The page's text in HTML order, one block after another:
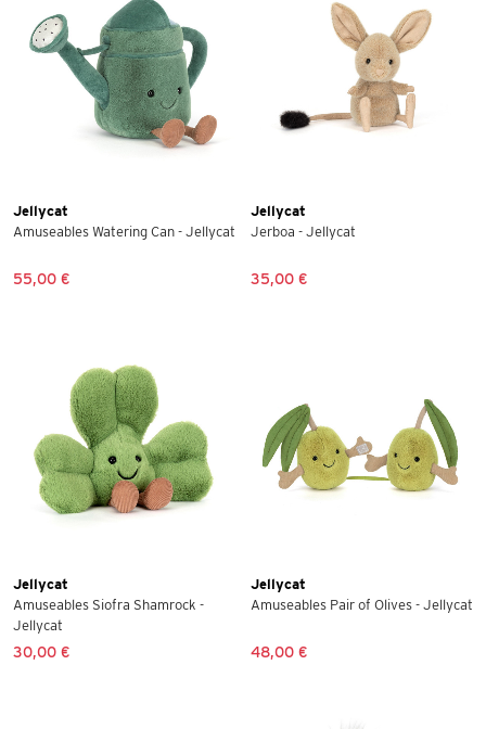
Jellycat
Amuseables Watering Can - Jellycat
55,00 €
Jellycat
Jerboa - Jellycat
35,00 €
Jellycat
Amuseables Siofra Shamrock -
Jellycat
30,00 €
Jellycat
Amuseables Pair of Olives - Jellycat
48,00 €